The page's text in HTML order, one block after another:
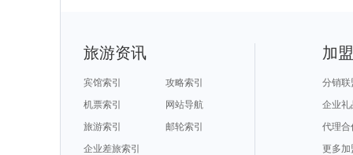
旅游资讯
宾馆索引
攻略索引
机票索引
网站导航
旅游索引
邮轮索引
企业差旅索引
加
分销联
企业礼
代理合
更多加